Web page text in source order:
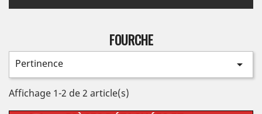
FOURCHE
Pertinence 
Affichage 1-2 de 2 article(s)